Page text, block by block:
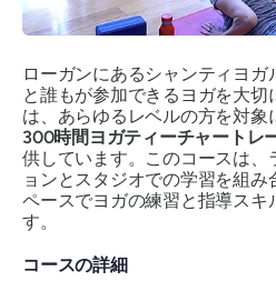
ローガンにあるシャンティヨガ
と誰もが参加できるヨガを大
は、あらゆるレベルの方を対
300時間ヨガティーチャートレ
供しています。このコースは、
ョンとスタジオでの学習を組
ペースでヨガの練習と指導スキ
す。
コースの詳細